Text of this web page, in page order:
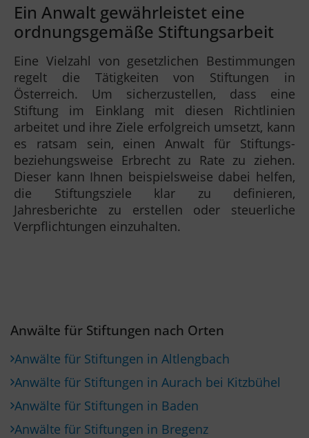
Ein Anwalt gewährleistet eine
ordnungsgemäße Stiftungsarbeit
Eine Vielzahl von gesetzlichen Bestimmungen
regelt die Tätigkeiten von Stiftungen in
Österreich. Um sicherzustellen, dass eine
Stiftung im Einklang mit diesen Richtlinien
arbeitet und ihre Ziele erfolgreich umsetzt, kann
es ratsam sein, einen Anwalt für Stiftungs-
beziehungsweise Erbrecht zu Rate zu ziehen.
Dieser kann Ihnen beispielsweise dabei helfen,
die Stiftungsziele klar zu definieren,
Jahresberichte zu erstellen oder steuerliche
Verpflichtungen einzuhalten.
Anwälte für Stiftungen nach Orten
Anwälte für Stiftungen in Altlengbach
Anwälte für Stiftungen in Aurach bei Kitzbühel
Anwälte für Stiftungen in Baden
Anwälte für Stiftungen in Bregenz